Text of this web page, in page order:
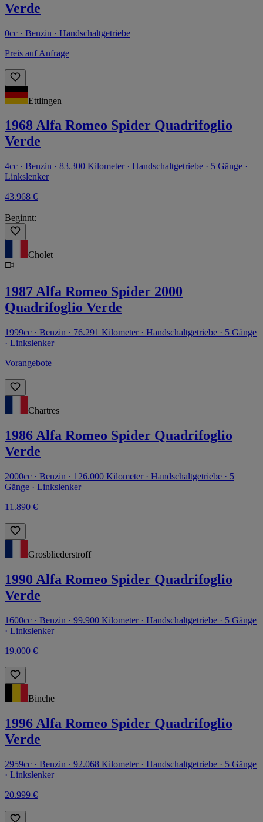
Verde
0cc · Benzin · Handschaltgetriebe
Preis auf Anfrage
Ettlingen
1968 Alfa Romeo Spider Quadrifoglio
Verde
4cc · Benzin · 83.300 Kilometer · Handschaltgetriebe · 5 Gänge ·
Linkslenker
43.968 €
Beginnt:
Cholet
1987 Alfa Romeo Spider 2000
Quadrifoglio Verde
1999cc · Benzin · 76.291 Kilometer · Handschaltgetriebe · 5 Gänge
· Linkslenker
Vorangebote
Chartres
1986 Alfa Romeo Spider Quadrifoglio
Verde
2000cc · Benzin · 126.000 Kilometer · Handschaltgetriebe · 5
Gänge · Linkslenker
11.890 €
Grosbliederstroff
1990 Alfa Romeo Spider Quadrifoglio
Verde
1600cc · Benzin · 99.900 Kilometer · Handschaltgetriebe · 5 Gänge
· Linkslenker
19.000 €
Binche
1996 Alfa Romeo Spider Quadrifoglio
Verde
2959cc · Benzin · 92.068 Kilometer · Handschaltgetriebe · 5 Gänge
· Linkslenker
20.999 €